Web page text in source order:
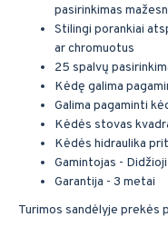
pasirinkimas
Stilingi porankiai
ar chromuotus
25 spalvų
Kėdę galima
Galima pagaminti
Kėdės stovas
Kėdės hidraulika
Gamintojas -
Garantija - 3 metai
Turimos sandėlyje prekės